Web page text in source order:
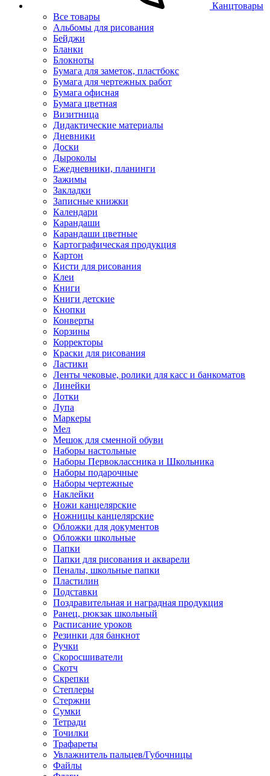
Канцтовары
Все товары
Альбомы для рисования
Бейджи
Бланки
Блокноты
Бумага для заметок, пластбокс
Бумага для чертежных работ
Бумага офисная
Бумага цветная
Визитница
Дидактические материалы
Дневники
Доски
Дыроколы
Ежедневники, планинги
Зажимы
Закладки
Записные книжки
Календари
Карандаши
Карандаши цветные
Картографическая продукция
Картон
Кисти для рисования
Клеи
Книги
Книги детские
Кнопки
Конверты
Корзины
Корректоры
Краски для рисования
Ластики
Ленты чековые, ролики для касс и банкоматов
Линейки
Лотки
Лупа
Маркеры
Мел
Мешок для сменной обуви
Наборы настольные
Наборы Первоклассника и Школьника
Наборы подарочные
Наборы чертежные
Наклейки
Ножи канцелярские
Ножницы канцелярские
Обложки для документов
Обложки школьные
Папки
Папки для рисования и акварели
Пеналы, школьные папки
Пластилин
Подставки
Поздравительная и наградная продукция
Ранец, рюкзак школьный
Расписание уроков
Резинки для банкнот
Ручки
Скоросшиватели
Скотч
Скрепки
Степлеры
Стержни
Сумки
Тетради
Точилки
Трафареты
Увлажнитель пальцев/Губочницы
Файлы